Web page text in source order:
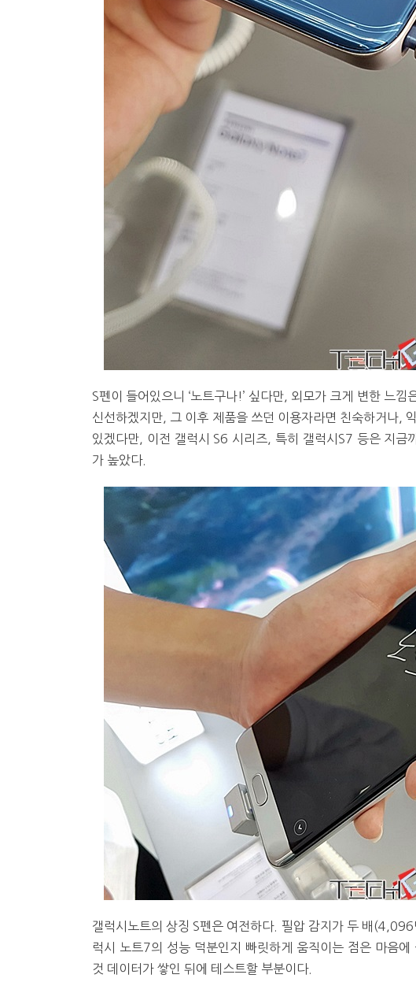
S펜이 들어있으니 ‘노트구나!’ 싶다만, 외모가 크게 변한 느
신선하겠지만, 그 이후 제품을 쓰던 이용자라면 친숙하거나,
있겠다만, 이전 갤럭시 S6 시리즈, 특히 갤럭시S7 등은 지금
가 높았다.
갤럭시노트의 상징 S펜은 여전하다. 필압 감지가 두 배
럭시 노트7의 성능 덕분인지 빠릿하게 움직이는 점은 마음
것 데이터가 쌓인 뒤에 테스트할 부분이다.